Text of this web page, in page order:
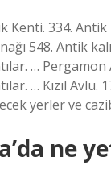
Kenti. 334. Antik
548. Antik
…
… Kızıl Avlu.
yerler ve
ne